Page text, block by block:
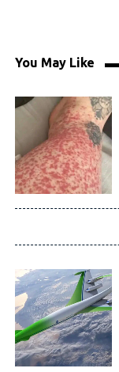
You May Like